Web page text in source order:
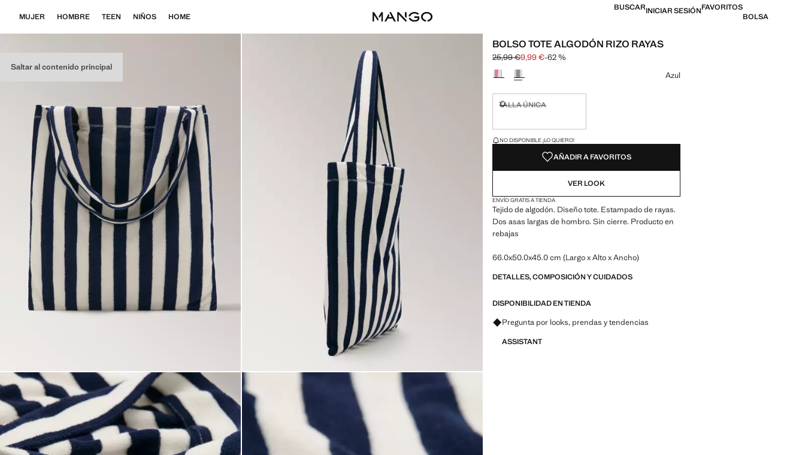
Saltar al contenido principal
MUJER HOMBRE TEEN NIÑOS HOME
BUSCARINICIAR SESIÓNFAVORITOS
BOLSA
BOLSO TOTE ALGODÓN RIZO RAYAS
Precio inicial tachado [25,99 € ]
25,99 €
Precio actual [9,99 € ]
9,99 €-62 %
Selecciona un color
Azul
TALLA ÚNICA
¡ÚLTIMAS UNIDADES!
NO DISPONIBLE ¡LO QUIERO!
AÑADIR A FAVORITOS
VER LOOK
ENVÍO GRATIS A TIENDA
Tejido de algodón. Diseño tote. Estampado de rayas.
Dos asas largas de hombro. Sin cierre. Producto en
rebajas
66.0x50.0x45.0 cm (Largo x Alto x Ancho)
DETALLES, COMPOSICIÓN Y CUIDADOS
DISPONIBILIDAD EN TIENDA
Pregunta por looks, prendas y tendencias
ASSISTANT